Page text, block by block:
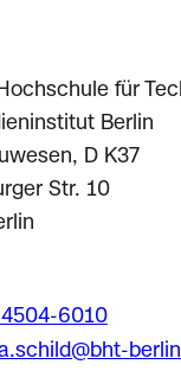
für
Berlin
D K37
Str. 10
6010